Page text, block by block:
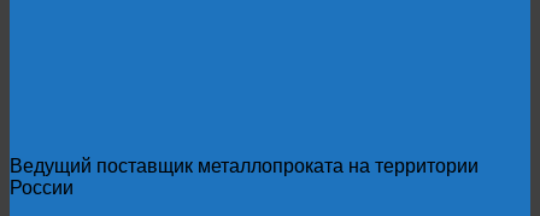
Ведущий поставщик металлопроката на территории
России